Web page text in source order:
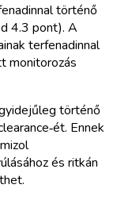
történő
4.3 pont). A
terfenadinnal
monitorozás
történő
Ennek
és ritkán